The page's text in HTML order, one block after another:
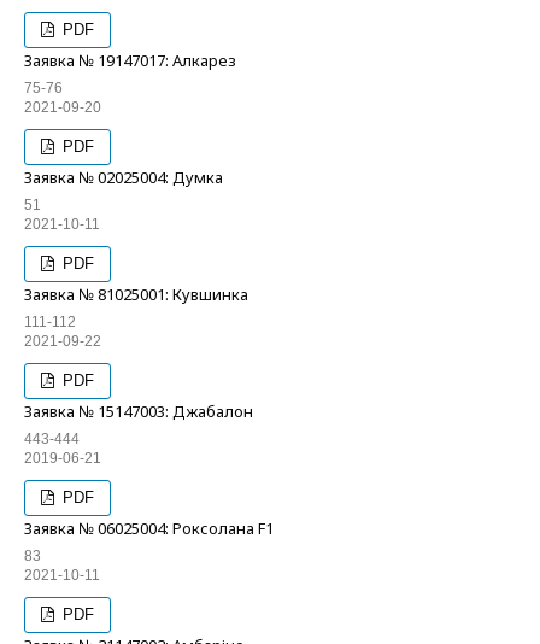
PDF
Заявка № 19147017: Алкарез
75-76
2021-09-20
PDF
Заявка № 02025004: Думка
51
2021-10-11
PDF
Заявка № 81025001: Кувшинка
111-112
2021-09-22
PDF
Заявка № 15147003: Джабалон
443-444
2019-06-21
PDF
Заявка № 06025004: Роксолана F1
83
2021-10-11
PDF